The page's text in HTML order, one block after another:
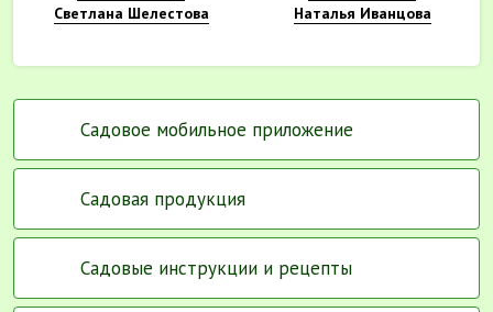
Светлана Шелестова
Наталья Иванцова
Садовое мобильное приложение
Садовая продукция
Садовые инструкции и рецепты